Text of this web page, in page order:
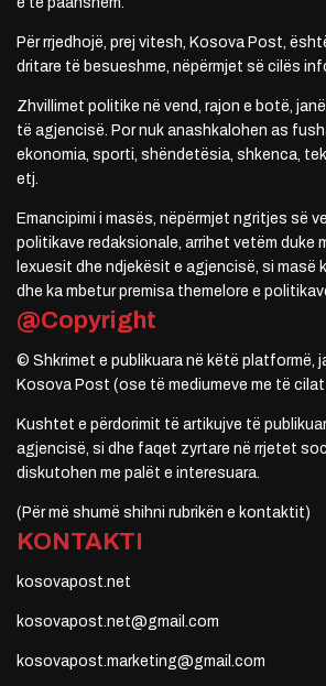
Për rrjedhojë, prej vitesh, Kosova Post,
dritare të besueshme, nëpërmjet së cilës
Zhvillimet politike në vend, rajon e botë,
të agjencisë. Por nuk anashkalohen as
ekonomia, sporti, shëndetësia, shkenca,
etj.
Emancipimi i masës, nëpërmjet ngritjes së
politikave redaksionale, arrihet vetëm duke
lexuesit dhe ndjekësit e agjencisë, si masë
dhe ka mbetur premisa themelore e
@Copyright
© Shkrimet e publikuara në këtë platformë,
Kosova Post (ose të mediumeve me të
Kushtet e përdorimit të artikujve të
agjencisë, si dhe faqet zyrtare në rrjetet
diskutohen me palët e interesuara.
(Për më shumë shihni rubrikën e kontaktit)
KONTAKTI
kosovapost.net
kosovapost.net@gmail.com
kosovapost.marketing@gmail.com